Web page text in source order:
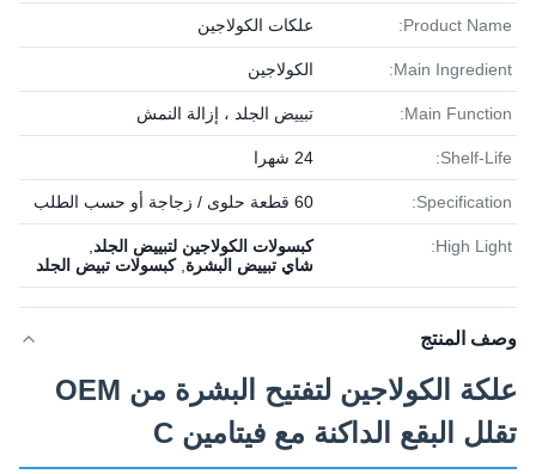
Product Name: علكات الكولاجين
Main Ingredient: الكولاجين
Main Function: تبييض الجلد ، إزالة النمش
Shelf-Life: 24 شهرا
Specification: 60 قطعة حلوى / زجاجة أو حسب الطلب
High Light: كبسولات الكولاجين لتبييض الجلد
شاي تبييض البشرة ,كبسولات تبيض الجلد
وصف المنتج
علكة الكولاجين لتفتيح البشرة من OEM
تقلل البقع الداكنة مع فيتامين C